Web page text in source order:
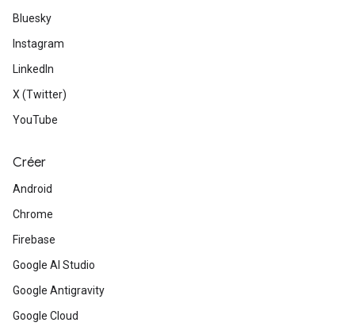
Bluesky
Instagram
LinkedIn
X (Twitter)
YouTube
Créer
Android
Chrome
Firebase
Google AI Studio
Google Antigravity
Google Cloud